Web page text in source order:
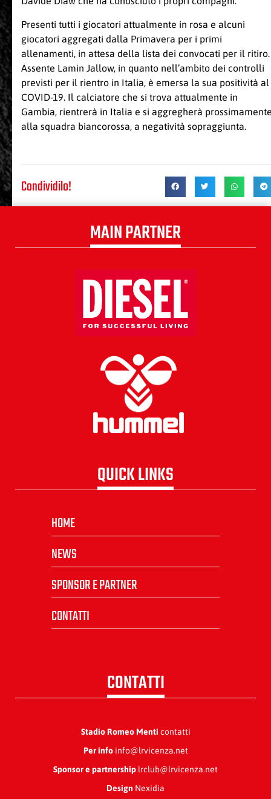
Presenti tutti i giocatori attualmente in rosa e alcuni
giocatori aggregati dalla Primavera per i primi
allenamenti, in attesa della lista dei convocati per il ritiro.
Assente Lamin Jallow, in quanto nell’ambito dei controlli
previsti per il rientro in Italia, è emersa la sua positività al
COVID-19. Il calciatore che si trova attualmente in
Gambia, rientrerà in Italia e si aggregherà
alla squadra biancorossa, a negatività sopraggiunta.
Condividilo!
MAIN PARTNER
QUICK LINKS
HOME
NEWS
SPONSOR E PARTNER
CONTATTI
CONTATTI
Stadio Romeo Menti contatti
Per infoinfo@lrvicenza.net
Sponsor e partnership lrclub@lrvicenza.net
Design Nexidia